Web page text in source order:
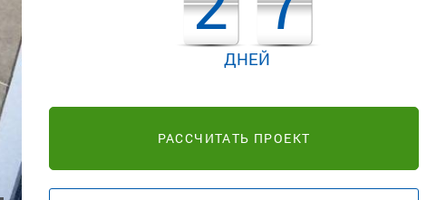
ДНЕЙ
РАССЧИТАТЬ ПРОЕКТ